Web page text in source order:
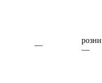
—
—